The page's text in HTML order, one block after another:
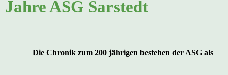
Jahre ASG Sarstedt
Die Chronik zum 200 jährigen bestehen der ASG als